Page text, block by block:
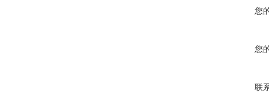
您
您
联